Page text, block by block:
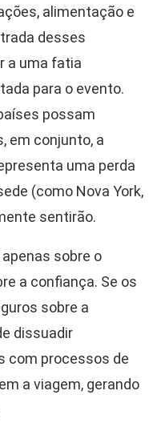
alimentação e
desses
a uma fatia
para o evento.
possam
em conjunto, a
uma perda
(como Nova York,
sentirão.
sobre o
a confiança. Se os
sobre a
dissuadir
com processos de
a viagem, gerando